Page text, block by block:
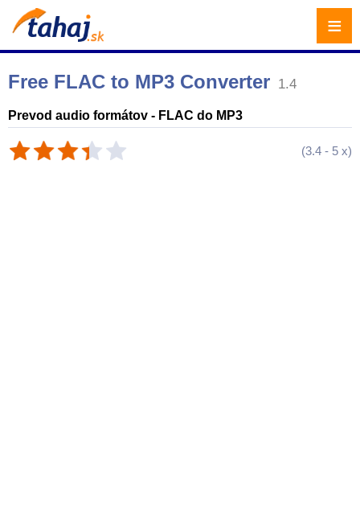
Free FLAC to MP3 Converter 1.4
Prevod audio formátov - FLAC do MP3
(3.4 - 5 x)
≡